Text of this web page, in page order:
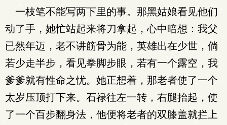
一枝笔不能写两下里的事。那黑姑娘看见他们
动了手，她忙站起来将刀拿起，心中暗想：我父
已然年迈，老不讲筋骨为能，英雄出在少世，倘
若少走半步，看见拳脚步眼，若有一个露空，我
爹爹就有性命之忧。她正想着，那老者使了一个
太岁压顶打下来。石禄往左一转，右腿抬起，使
了一个百步翻身法，他便将老者的双膝盖就拦上